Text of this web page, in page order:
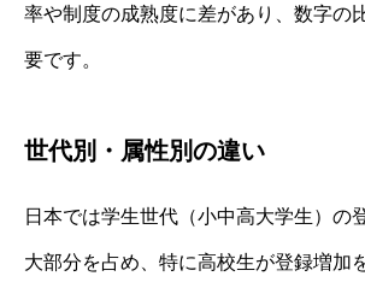
率や制度の成熟度に差があり、数字の
要です。
世代別・属性別の違い
日本では学生世代（小中高大学生）の
大部分を占め、特に高校生が登録増加